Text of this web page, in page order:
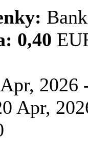
0,40
2026
Apr,